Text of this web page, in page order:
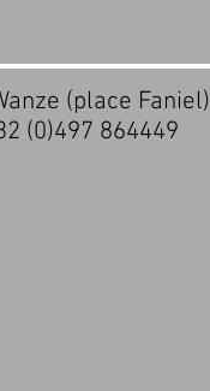
(place Faniel)
(0)497 864449